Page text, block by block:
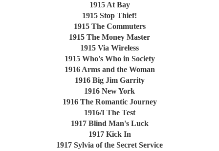
1915 At Bay
1915 Stop Thief!
1915 The Commuters
1915 The Money Master
1915 Via Wireless
1915 Who's Who in Society
1916 Arms and the Woman
1916 Big Jim Garrity
1916 New York
1916 The Romantic Journey
1916/I The Test
1917 Blind Man's Luck
1917 Kick In
1917 Sylvia of the Secret Service